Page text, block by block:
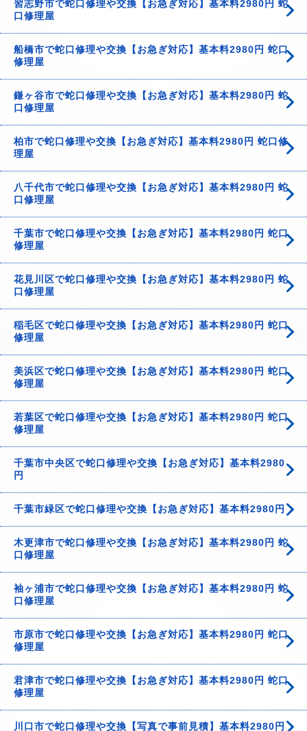
習志野市で蛇口修理や交換【お急ぎ対応】基本料2980円 蛇
口修理屋
船橋市で蛇口修理や交換【お急ぎ対応】基本料2980円 蛇口
修理屋
鎌ヶ谷市で蛇口修理や交換【お急ぎ対応】基本料2980円 蛇
口修理屋
柏市で蛇口修理や交換【お急ぎ対応】基本料2980円 蛇口修
理屋
八千代市で蛇口修理や交換【お急ぎ対応】基本料2980円 蛇
口修理屋
千葉市で蛇口修理や交換【お急ぎ対応】基本料2980円 蛇口
修理屋
花見川区で蛇口修理や交換【お急ぎ対応】基本料2980円 蛇
口修理屋
稲毛区で蛇口修理や交換【お急ぎ対応】基本料2980円 蛇口
修理屋
美浜区で蛇口修理や交換【お急ぎ対応】基本料2980円 蛇口
修理屋
若葉区で蛇口修理や交換【お急ぎ対応】基本料2980円 蛇口
修理屋
千葉市中央区で蛇口修理や交換【お急ぎ対応】基本料2980
円
千葉市緑区で蛇口修理や交換【お急ぎ対応】基本料2980円
木更津市で蛇口修理や交換【お急ぎ対応】基本料2980円 蛇
口修理屋
袖ヶ浦市で蛇口修理や交換【お急ぎ対応】基本料2980円 蛇
口修理屋
市原市で蛇口修理や交換【お急ぎ対応】基本料2980円 蛇口
修理屋
君津市で蛇口修理や交換【お急ぎ対応】基本料2980円 蛇口
修理屋
川口市で蛇口修理や交換【写真で事前見積】基本料2980円